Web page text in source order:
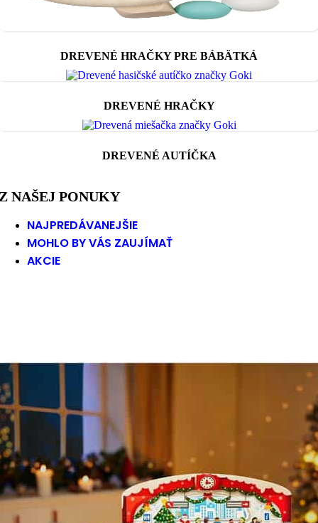
DREVENÉ HRAČKY PRE BÁBÄTKÁ
DREVENÉ HRAČKY
DREVENÉ AUTÍČKA
NAŠEJ PONUKY
NAJPREDÁVANEJŠIE
MOHLO BY VÁS ZAUJÍMAŤ
AKCIE